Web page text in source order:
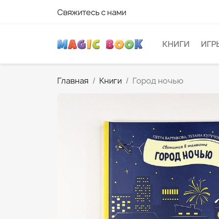
Свяжитесь с нами
КНИГИ
Главная Книги Город ночью